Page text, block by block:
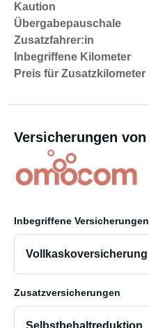
Kaution
Übergabepauschale
Zusatzfahrer:in
Inbegriffene Kilometer
Preis für Zusatzkilometer
Versicherungen von
Inbegriffene Versicherungen
Vollkaskoversicherung
Zusatzversicherungen
Selbstbehaltreduktion